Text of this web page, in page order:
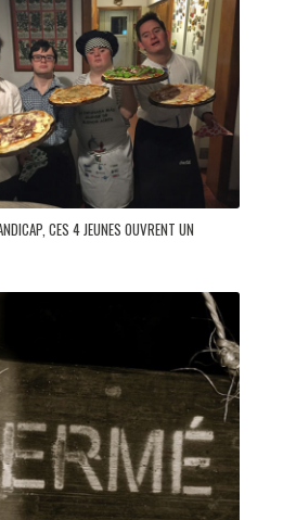
CES 4 JEUNES OUVRENT UN